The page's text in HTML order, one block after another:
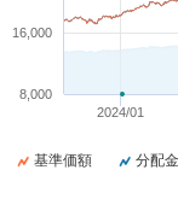
2024/01
8,000
16,000
基準価額 分配